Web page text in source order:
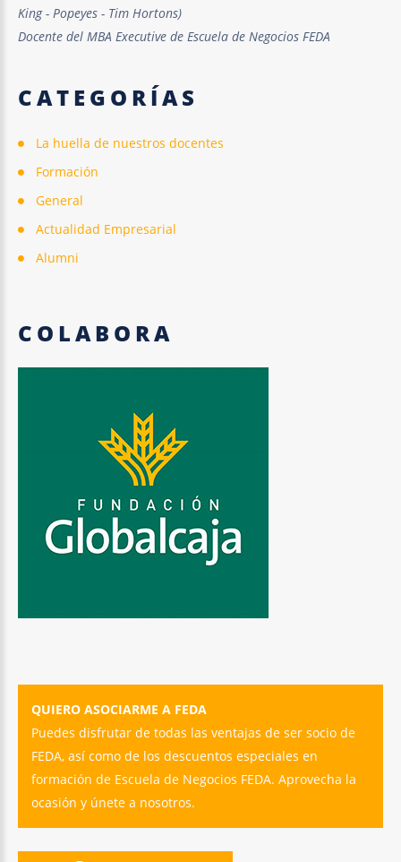
King - Popeyes - Tim Hortons)
Docente del MBA Executive de Escuela de Negocios FEDA
CATEGORÍAS
La huella de nuestros docentes
Formación
General
Actualidad Empresarial
Alumni
COLABORA
QUIERO ASOCIARME A FEDA
Puedes disfrutar de todas las ventajas de ser socio de
FEDA, así como de los descuentos especiales en
formación de Escuela de Negocios FEDA. Aprovecha la
ocasión y únete a nosotros.